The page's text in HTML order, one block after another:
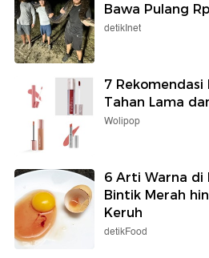
Bawa Pulang
detikInet
7
Tahan Lama
Wolipop
6 Arti Warna di
Bintik Merah
Keruh
detikFood